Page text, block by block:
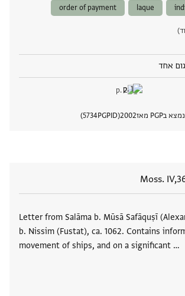
laque
order of payment
אחד
נמצא בPGP מאז 2002
PGPID
5734
Moss.
Letter from Salāma b. Mūsā Safāquṣī
b. Nissim (Fustat), ca. 1062. Contains
movement of ships, and on a significant …